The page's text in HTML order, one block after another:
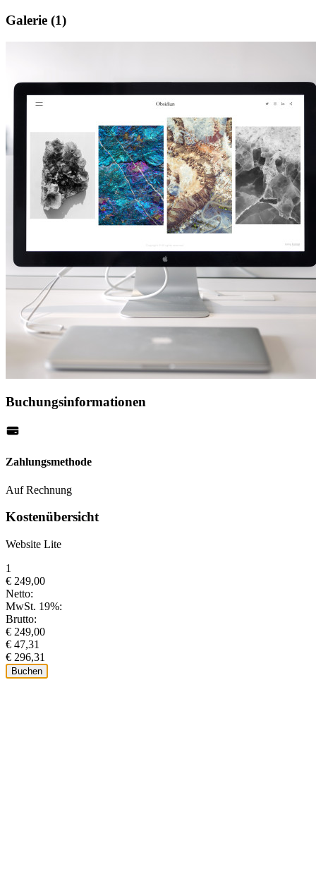
Galerie (1)
Buchungsinformationen
Zahlungsmethode
Auf Rechnung
Kostenübersicht
Website Lite
1
€ 249,00
Netto:
MwSt. 19%:
Brutto:
€ 249,00
€ 47,31
€ 296,31
Buchen